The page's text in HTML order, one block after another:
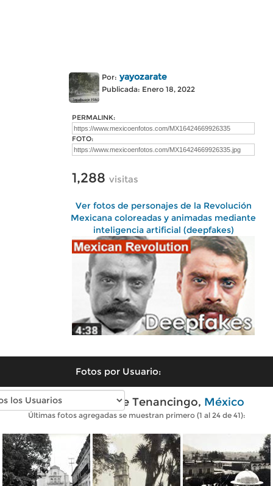
Por: yayozarate
Publicada: Enero 18, 2022
PERMALINK:
FOTO:
1,288 visitas
Ver fotos de personajes de la Revolución
Mexicana coloreadas y animadas mediante
inteligencia artificial (deepfakes)
Fotos por Usuario:
Fotos antiguas de Tenancingo, México
Últimas fotos agregadas se muestran primero (1 al 24 de 41):